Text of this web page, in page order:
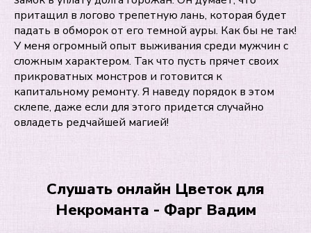
притащил в логово трепетную лань, которая будет
падать в обморок от его темной ауры. Как бы не так!
У меня огромный опыт выживания среди мужчин с
сложным характером. Так что пусть прячет своих
прикроватных монстров и готовится к
капитальному ремонту. Я наведу порядок в этом
склепе, даже если для этого придется случайно
овладеть редчайшей магией!
Слушать онлайн Цветок для
Некроманта - Фарг Вадим